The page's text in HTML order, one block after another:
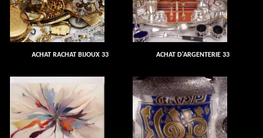
ACHAT RACHAT BIJOUX 33 ACHAT D'ARGENTERIE 33